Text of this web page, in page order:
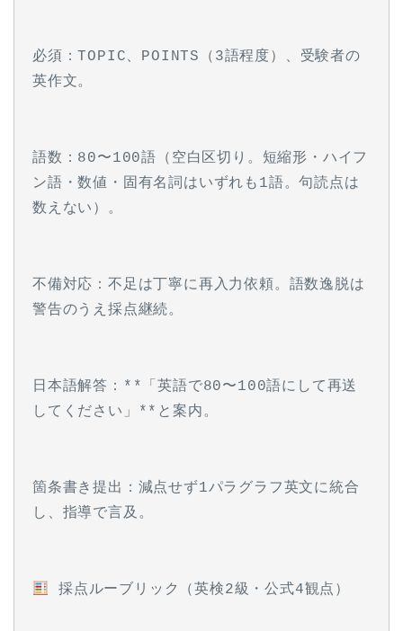
必須：TOPIC、POINTS（3語程度）、受験者の
英作文。
語数：80〜100語（空白区切り。短縮形・ハイフ
ン語・数値・固有名詞はいずれも1語。句読点は
数えない）。
不備対応：不足は丁寧に再入力依頼。語数逸脱は
警告のうえ採点継続。
日本語解答：**「英語で80〜100語にして再送
してください」**と案内。
箇条書き提出：減点せず1パラグラフ英文に統合
し、指導で言及。
採点ルーブリック（英検2級・公式4観点）